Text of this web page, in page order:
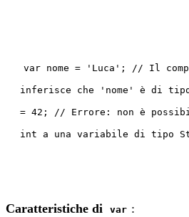
var nome = 'Luca'; // Il
inferisce che 'nome' è di
= 42; // Errore: non è
int a una variabile di tipo
Caratteristiche di var :